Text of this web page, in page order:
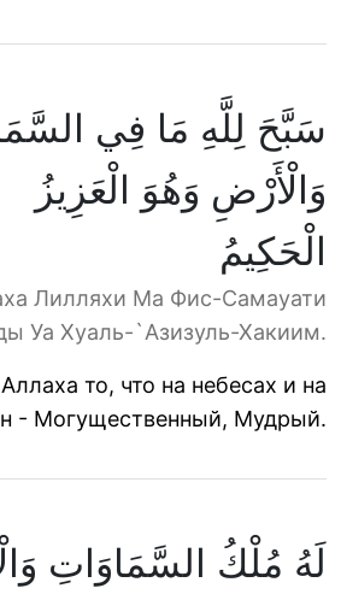
سَبَّحَ لِلَّهِ مَا فِي
وَالْأَرْضِ وَهُوَ الْعَزِيزُ
الْحَكِيمُ
Лилляхи Ма Фис-Самауати
Уа Хуаль-`Азизуль-Хакиим.
то, что на небесах и на
- Могущественный, Мудрый.
لَهُ مُلْكُ السَّمَاوَاتِ